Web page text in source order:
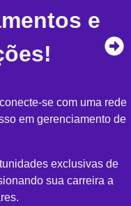
e
se com uma rede
em gerenciamento de
exclusivas de
sua carreira a